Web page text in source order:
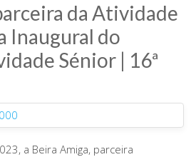
da Atividade
Inaugural do
Sénior | 16ª
a Beira Amiga, parceira